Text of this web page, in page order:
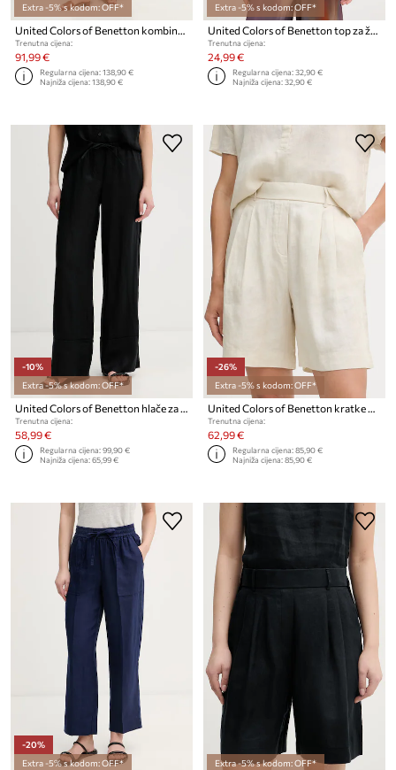
Extra -5% s kodom: OFF*
Trenutna cijena:
91,99 €
Regularna cijena:138,90 €
Najniža cijena:138,90 €
Extra -5% s kodom: OFF*
Trenutna cijena:
24,99 €
Regularna cijena:32,90 €
Najniža cijena:32,90 €
-10%
Extra -5% s kodom: OFF*
United Colors of Benetton hlače za žene od lana
Trenutna cijena:
58,99 €
Regularna cijena:99,90 €
Najniža cijena:65,99 €
-26%
Extra -5% s kodom: OFF*
United Colors of Benetton kratke hlače ženske od lana
Trenutna cijena:
62,99 €
Regularna cijena:85,90 €
Najniža cijena:85,90 €
-20%
Extra -5% s kodom: OFF*
Extra -5% s kodom: OFF*